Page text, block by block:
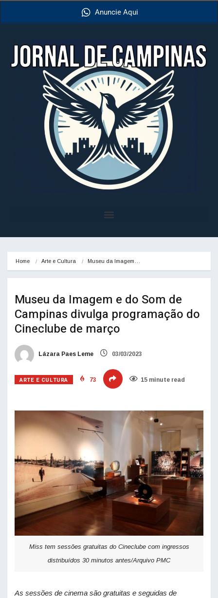
Anuncie Aqui
Home Arte e Cultura Museu da Imagem…
Museu da Imagem e do Som de
Campinas divulga programação do
Cineclube de março
Lázara Paes Leme 03/03/2023
ARTE E CULTURA 73 15 minute read
Miss tem sessões gratuitas do Cineclube com ingressos
distribuídos 30 minutos antes/Arquivo PMC
As sessões de cinema são gratuitas e seguidas de